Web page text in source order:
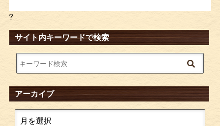
?
サイト内キーワードで検索
アーカイブ